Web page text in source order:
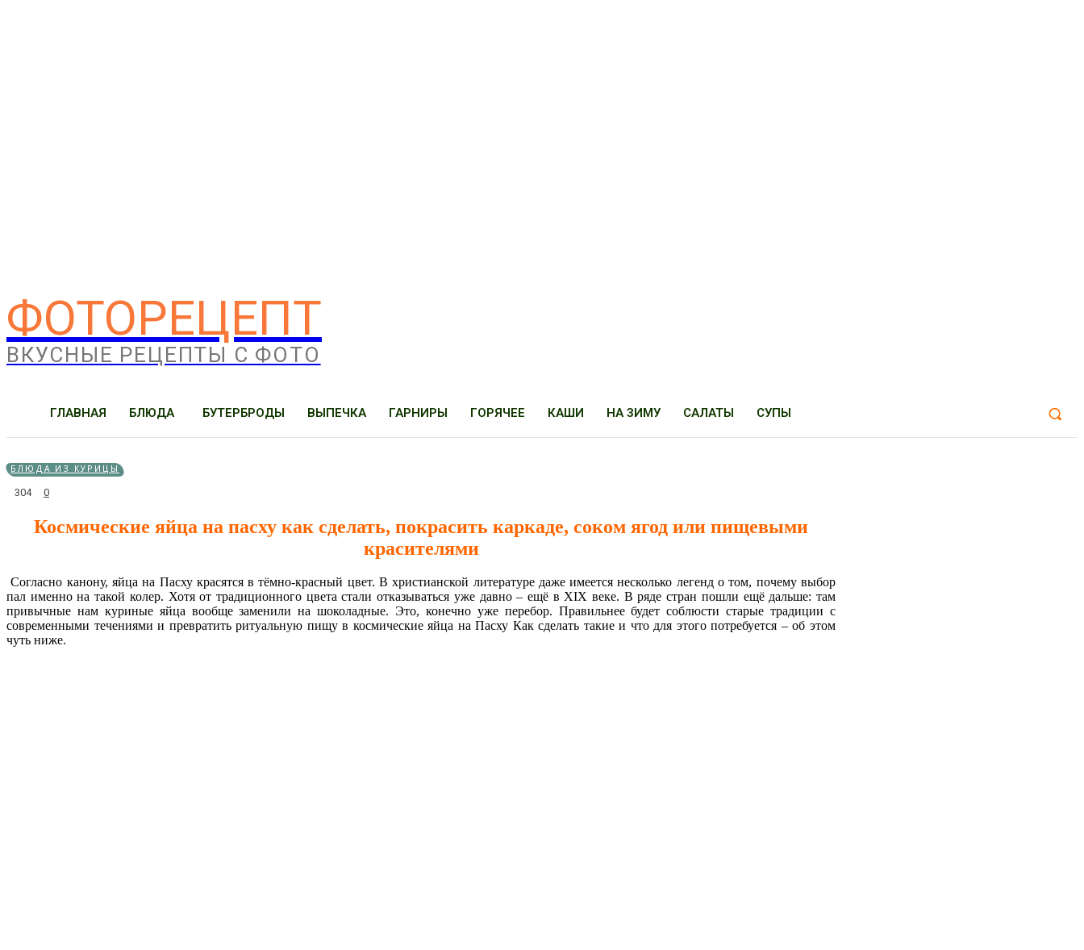
ФОТОРЕЦЕПТ
ВКУСНЫЕ РЕЦЕПТЫ С ФОТО
ГЛАВНАЯ БЛЮДА БУТЕРБРОДЫ ВЫПЕЧКА ГАРНИРЫ ГОРЯЧЕЕ КАШИ НА ЗИМУ САЛАТЫ СУПЫ
БЛЮДА ИЗ КУРИЦЫ
304 0
Космические яйца на пасху как сделать, покрасить каркаде, соком ягод или пищевыми
красителями
Согласно канону, яйца на Пасху красятся в тёмно-красный цвет. В христианской литературе даже имеется несколько легенд о том, почему выбор
пал именно на такой колер. Хотя от традиционного цвета стали отказываться уже давно – ещё в XIX веке. В ряде стран пошли ещё дальше: там
привычные нам куриные яйца вообще заменили на шоколадные. Это, конечно уже перебор. Правильнее будет соблюсти старые традиции с
современными течениями и превратить ритуальную пищу в космические яйца на Пасху Как сделать такие и что для этого потребуется – об этом
чуть ниже.